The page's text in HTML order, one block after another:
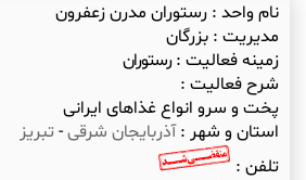
نام واحد :رستوران مدرن زعفرون
مدیریت :بزرگان
زمینه فعالیت :رستوران
شرح فعالیت :
پخت و سرو انواع غذاهای ایرانی
استان و شهر :آذربایجان شرقی- تبریز
تلفن :